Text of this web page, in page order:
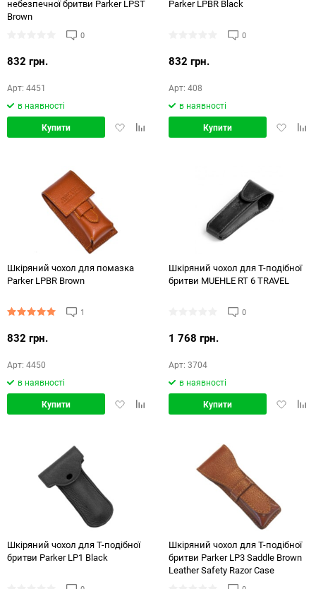
небезпечної бритви Parker LPST
Brown
0
832 грн.
Арт: 4451
в наявності
ДодатиДодати
Купити
Parker LPBR Black
0
832 грн.
Арт: 408
в наявності
Додати
Купити
Шкіряний чохол для помазка
Parker LPBR Brown
1
832 грн.
Арт: 4450
в наявності
ДодатиДодати
Купити
Шкіряний чохол для Т-подібної
бритви MUEHLE RT 6 TRAVEL
0
1 768 грн.
Арт: 3704
в наявності
Додати
Купити
Шкіряний чохол для Т-подібної
бритви Parker LP1 Black
Шкіряний чохол для Т-подібної
бритви Parker LP3 Saddle Brown
Leather Safety Razor Case